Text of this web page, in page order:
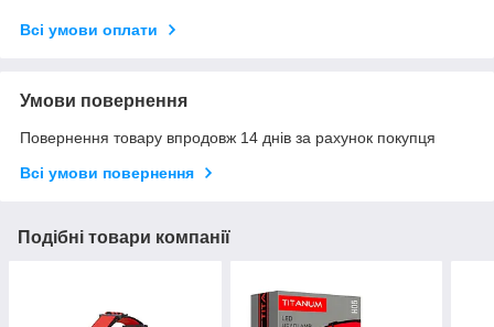
Всі умови оплати
Умови повернення
Повернення товару впродовж 14 днів за рахунок покупця
Всі умови повернення
Подібні товари компанії